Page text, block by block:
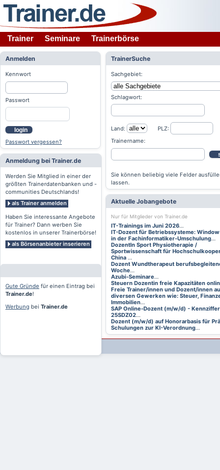
Trainer Seminare Trainerbörse
Anmelden
Kennwort
Passwort
login
Passwort vergessen?
Anmeldung bei Trainer.de
Werden Sie Mitglied in einer der
größten Trainerdatenbanken und -
communities Deutschlands!
als Trainer anmelden
Haben Sie interessante Angebote
für Trainer? Dann werben Sie
kostenlos in unserer Trainerbörse!
als Börsenanbieter inserieren
Gute Gründe für einen Eintrag bei
Trainer.de!
Werbung bei Trainer.de
TrainerSuche
Sachgebiet:
Schlagwort:
Land:
PLZ:
Trainername:
Sie können beliebig viele Felder
lassen.
Aktuelle Jobangebote
Nur für Mitglieder von Trainer.de
IT-Trainings im Juni 2026...
IT-Dozent für Betriebssysteme:
in der Fachinformatiker-Umschulung...
DozentIn Sport Physiotherapie /
Sportwissenschaft für
China ...
Dozent Wundtherapeut
Woche...
Azubi-Seminare...
Steuern Dozentin freie Kapazitäten
Freie Trainer/innen und Dozent/innen
diversen Gewerken wie: Steuer,
Immobilien...
SAP Online-Dozent (m/w/d) -
25SDZ02...
Dozent (m/w/d) auf Honorarbasis für
Schulungen zur KI-Verordnung...